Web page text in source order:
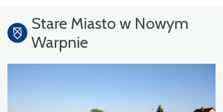
Stare Miasto w Nowym
Warpnie